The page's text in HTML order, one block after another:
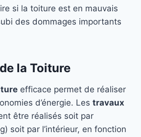
si la toiture est en mauvais
des dommages importants
la Toiture
efficace permet de réaliser
d’énergie. Les travaux
être réalisés soit par
soit par l’intérieur, en fonction